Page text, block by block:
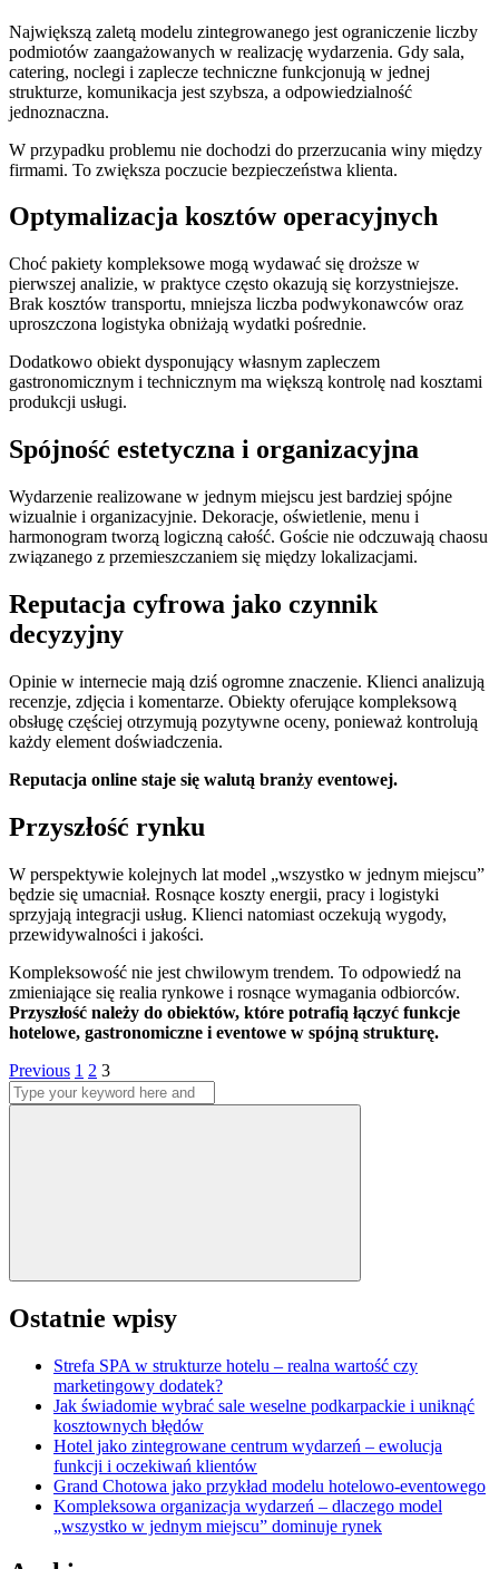
Największą zaletą modelu zintegrowanego jest ograniczenie liczby
podmiotów zaangażowanych w realizację wydarzenia. Gdy sala,
catering, noclegi i zaplecze techniczne funkcjonują w jednej
strukturze, komunikacja jest szybsza, a odpowiedzialność
jednoznaczna.
W przypadku problemu nie dochodzi do przerzucania winy między
firmami. To zwiększa poczucie bezpieczeństwa klienta.
Optymalizacja kosztów operacyjnych
Choć pakiety kompleksowe mogą wydawać się droższe w
pierwszej analizie, w praktyce często okazują się korzystniejsze.
Brak kosztów transportu, mniejsza liczba podwykonawców oraz
uproszczona logistyka obniżają wydatki pośrednie.
Dodatkowo obiekt dysponujący własnym zapleczem
gastronomicznym i technicznym ma większą kontrolę nad kosztami
produkcji usługi.
Spójność estetyczna i organizacyjna
Wydarzenie realizowane w jednym miejscu jest bardziej spójne
wizualnie i organizacyjnie. Dekoracje, oświetlenie, menu i
harmonogram tworzą logiczną całość. Goście nie odczuwają chaosu
związanego z przemieszczaniem się między lokalizacjami.
Reputacja cyfrowa jako czynnik
decyzyjny
Opinie w internecie mają dziś ogromne znaczenie. Klienci analizują
recenzje, zdjęcia i komentarze. Obiekty oferujące kompleksową
obsługę częściej otrzymują pozytywne oceny, ponieważ kontrolują
każdy element doświadczenia.
Reputacja online staje się walutą branży eventowej.
Przyszłość rynku
W perspektywie kolejnych lat model „wszystko w jednym miejscu”
będzie się umacniał. Rosnące koszty energii, pracy i logistyki
sprzyjają integracji usług. Klienci natomiast oczekują wygody,
przewidywalności i jakości.
Kompleksowość nie jest chwilowym trendem. To odpowiedź na
zmieniające się realia rynkowe i rosnące wymagania odbiorców.
Przyszłość należy do obiektów, które potrafią łączyć funkcje
hotelowe, gastronomiczne i eventowe w spójną strukturę.
Stronicowanie
wpisów
Previous Page
1 Page
2 Page
3
Search
for:
Ostatnie wpisy
Strefa SPA w strukturze hotelu – realna wartość czy
marketingowy dodatek?
Jak świadomie wybrać sale weselne podkarpackie i uniknąć
kosztownych błędów
Hotel jako zintegrowane centrum wydarzeń – ewolucja
funkcji i oczekiwań klientów
Grand Chotowa jako przykład modelu hotelowo-eventowego
Kompleksowa organizacja wydarzeń – dlaczego model
„wszystko w jednym miejscu” dominuje rynek